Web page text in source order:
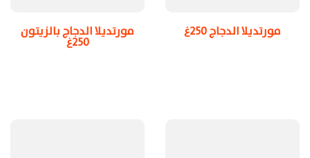
مورتديلا الدجاج 250غ مورتديلا الدجاج بالزيتون
250غ